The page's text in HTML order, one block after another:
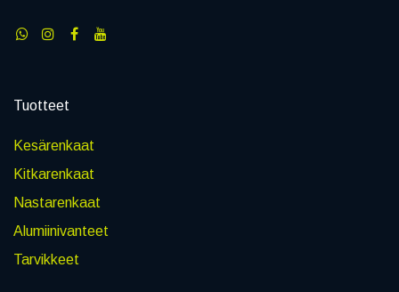
Tuotteet
Kesärenkaat
Kitkarenkaat
Nastarenkaat
Alumiinivanteet
Tarvikkeet